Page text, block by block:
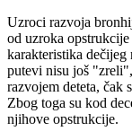
Uzroci razvoja
od uzroka
karakteristika dečijeg
putevi nisu još
razvojem deteta, čak
Zbog toga su kod
njihove opstrukcije.